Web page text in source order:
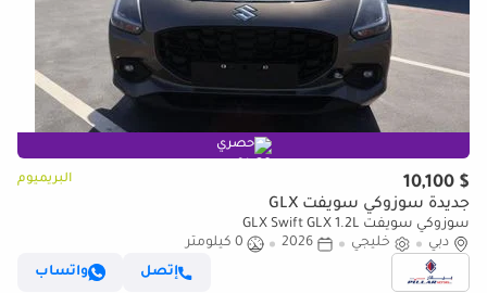
حصري
$ 10,100 البريميوم
جديدة سوزوكي سويفت GLX
سوزوكي سويفت GLX Swift GLX 1.2L
دبي
خليجي 2026
0 كيلومتر
إتصل
واتساب